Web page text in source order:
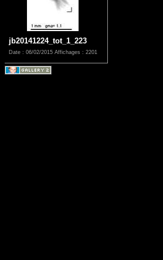
jb20141224_tot_1_223
Date : 06/02/2015 Affichages : 2201